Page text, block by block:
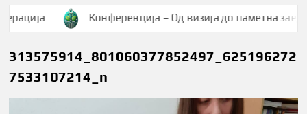
Конференција – Од визија до паметна заедница
313575914_801060377852497_625196272
7533107214_n